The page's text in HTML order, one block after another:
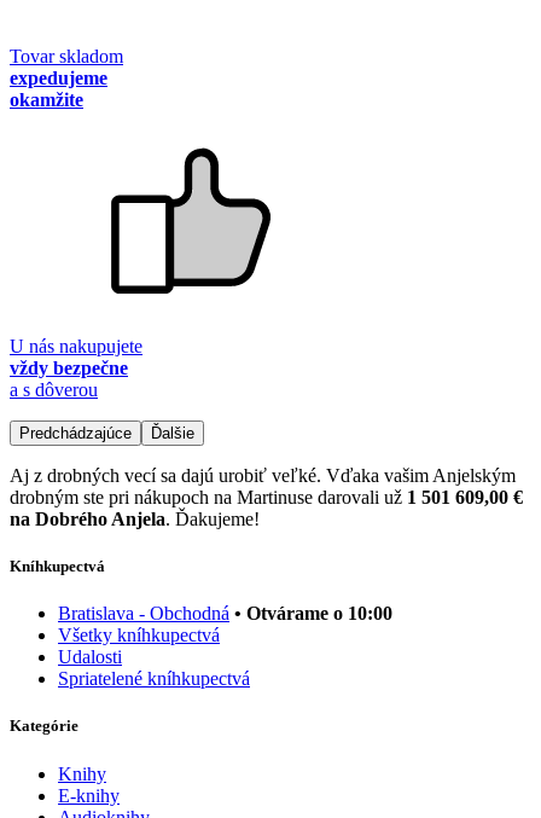
Tovar skladom
expedujeme
okamžite
U nás nakupujete
vždy bezpečne
a s dôverou
Predchádzajúce Ďalšie
Aj z drobných vecí sa dajú urobiť veľké. Vďaka vašim Anjelským
drobným ste pri nákupoch na Martinuse darovali už 1 501 609,00 €
na Dobrého Anjela. Ďakujeme!
Kníhkupectvá
Bratislava - Obchodná • Otvárame o 10:00
Všetky kníhkupectvá
Udalosti
Spriatelené kníhkupectvá
Kategórie
Knihy
E-knihy